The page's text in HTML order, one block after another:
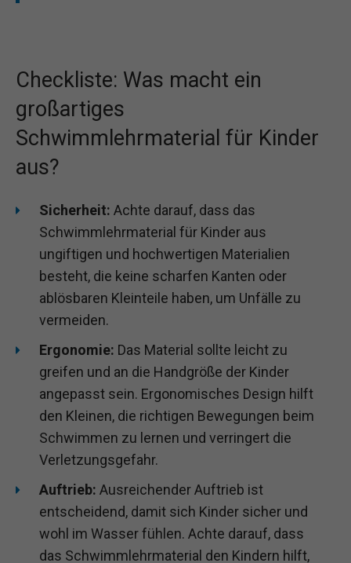
Checkliste: Was macht ein
großartiges
Schwimmlehrmaterial für Kinder
aus?
Sicherheit: Achte darauf, dass das
Schwimmlehrmaterial für Kinder aus
ungiftigen und hochwertigen Materialien
besteht, die keine scharfen Kanten oder
ablösbaren Kleinteile haben, um Unfälle zu
vermeiden.
Ergonomie: Das Material sollte leicht zu
greifen und an die Handgröße der Kinder
angepasst sein. Ergonomisches Design hilft
den Kleinen, die richtigen Bewegungen beim
Schwimmen zu lernen und verringert die
Verletzungsgefahr.
Auftrieb: Ausreichender Auftrieb ist
entscheidend, damit sich Kinder sicher und
wohl im Wasser fühlen. Achte darauf, dass
das Schwimmlehrmaterial den Kindern hilft,